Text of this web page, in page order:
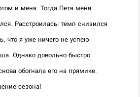
и меня. Тогда Петя меня
Расстроилась: темп снизился
что я уже ничего не успею
Однако довольно быстро
обогнала его на прямике.
сезона!